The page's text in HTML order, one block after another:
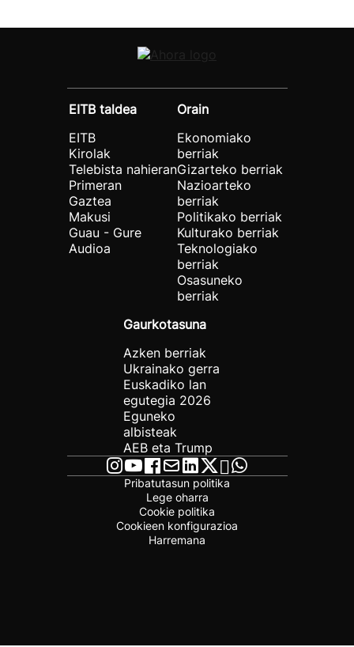
EITB taldea
EITB
Kirolak
Telebista nahieran
Primeran
Gaztea
Makusi
Guau - Gure
Audioa
Orain
Ekonomiako
berriak
Gizarteko berriak
Nazioarteko
berriak
Politikako berriak
Kulturako berriak
Teknologiako
berriak
Osasuneko
berriak
Gaurkotasuna
Azken berriak
Ukrainako gerra
Euskadiko lan
egutegia 2026
Eguneko
albisteak
AEB eta Trump
Pribatutasun politika
Lege oharra
Cookie politika
Cookieen konfigurazioa
Harremana